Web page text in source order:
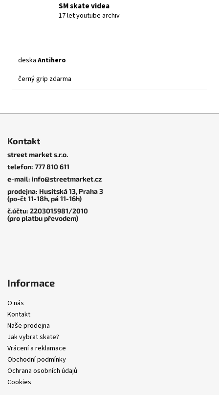
SM skate videa
17 let youtube archiv
deska Antihero
černý grip zdarma
Kontakt
street market s.r.o.
telefon: 777 810 611
e-mail: info@streetmarket.cz
prodejna: Husitská 13, Praha 3
(po-čt 11-18h, pá 11-16h)
č.účtu: 2203015981/2010
(pro platbu převodem)
Informace
O nás
Kontakt
Naše prodejna
Jak vybrat skate?
Vrácení a reklamace
Obchodní podmínky
Ochrana osobních údajů
Cookies